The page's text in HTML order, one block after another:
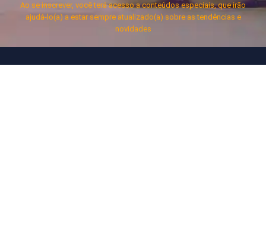
Ao se inscrever, você terá acesso a conteúdos especiais, que irão
ajudá-lo(a) a estar sempre atualizado(a) sobre as tendências e
novidades